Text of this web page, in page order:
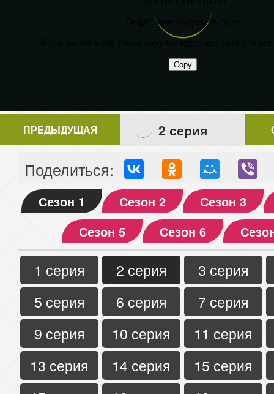
ПРЕДЫДУЩАЯ 2 серия
Поделиться:
Сезон 1 Сезон 2
Сезон 3
Сезон 5
Сезон 6
1 серия 2 серия
3 серия
5 серия
6 серия
7 серия
9 серия
10 серия
11 серия
13 серия
14 серия
15 серия